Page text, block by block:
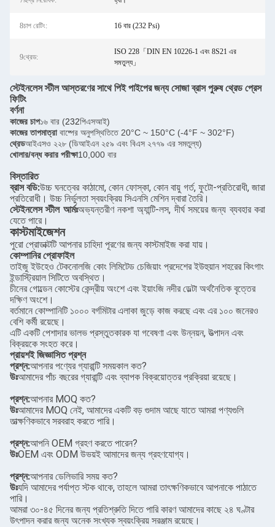
8চাপ রেটিং: 16 বার (232 Psi)
9থ্রেড:
ISO 228「DIN EN 10226-1 এবং 8S21 এর
সমতুল্য」
স্টেইনলেস স্টীল আস্তরণের সাথে পিই পাইপের জন্য সোজা ব্রাস পুরুষ থ্রেড প্রেস
ফিটিং
বর্ণনা
কাজের চাপ১৬ বার (232পিএসআই)
কাজের তাপমাত্রা বাষ্পের অনুপস্থিতিতে 20°C ~ 150°C (-4°F ~ 302°F)
থ্রেডআইএসও ২২৮ (ডিআইএন ২৫৯ এবং বিএস ২৭৭৯ এর সমতুল্য)
খোলার/বন্ধ করার পরীক্ষা10,000 বার
বিস্তারিত
ব্রাস বডি:উচ্চ ঘনত্বের কাঠামো, কোন ফোস্কা, কোন বায়ু গর্ত, ফুটো-প্রতিরোধী, জারা
প্রতিরোধী। উচ্চ নির্ভুলতা স্বয়ংক্রিয় সিএনসি মেশিন দ্বারা তৈরি।
স্টেইনলেস স্টীল আর্মঃঅভ্যন্তরীণ নকশা অ্যান্টি-লস, দীর্ঘ সময়ের জন্য ব্যবহার করা
যেতে পারে।
কাস্টমাইজেশন
পুরো প্রোডাক্টটি আপনার চাহিদা পূরণের জন্য কাস্টমাইজ করা যায়।
কোম্পানির প্রোফাইল
তাইজু ইউহেও টেকনোলজি কোং লিমিটেড চেজিয়াং প্রদেশের ইউহুয়ান শহরের কিংগাং
ইন্ডাস্ট্রিয়াল সিটিতে অবস্থিত।
চীনের গোল্ডেন কোস্টের কেন্দ্রীয় অংশে এবং ইয়াংজি নদীর ডেল্টা অর্থনৈতিক বৃত্তের
দক্ষিণ অংশে।
বর্তমানে কোম্পানিটি ১০০০ বর্গমিটার এলাকা জুড়ে কাজ করছে এবং এর ১০০ জনেরও
বেশি কর্মী রয়েছে।
এটি একটি পেশাদার ভালভ প্রস্তুতকারক যা গবেষণা এবং উন্নয়ন, উত্পাদন এবং
বিক্রয়কে সংহত করে।
প্রায়শই জিজ্ঞাসিত প্রশ্ন
প্রশ্ন:আপনার পণ্যের গ্যারান্টি সময়কাল কত?
উঃআমাদের পাঁচ বছরের গ্যারান্টি এবং ব্যাপক বিক্রয়োত্তর প্রক্রিয়া রয়েছে।
প্রশ্ন:আপনার MOQ কত?
উঃআমাদের MOQ নেই, আমাদের একটি বড় গুদাম আছে যাতে আমরা পণ্যগুলি
তাত্ক্ষণিকভাবে সরবরাহ করতে পারি।
প্রশ্ন:আপনি OEM গ্রহণ করতে পারেন?
উঃOEM এবং ODM উভয়ই আমাদের জন্য গ্রহণযোগ্য।
প্রশ্ন:আপনার ডেলিভারি সময় কত?
উঃযদি আমাদের পর্যাপ্ত স্টক থাকে, তাহলে আমরা তাৎক্ষণিকভাবে আপনাকে পাঠাতে
পারি।
আমরা ৩০-৪৫ দিনের জন্য প্রতিশ্রুতি দিতে পারি কারণ আমাদের কাছে ২৪ ঘণ্টার
উৎপাদন করার জন্য অনেক সংখ্যক স্বয়ংক্রিয় সরঞ্জাম রয়েছে।